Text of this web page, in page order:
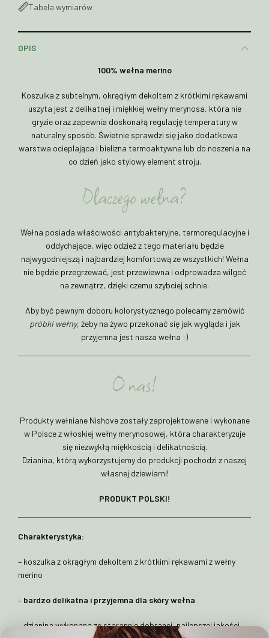
Tabela wymiarów
OPIS
100% wełna merino
Koszulka z subtelnym, okrągłym dekoltem z krótkimi rękawami
uszyta jest z delikatnej i miękkiej wełny merynosa, która nie
gryzie oraz zapewnia doskonałą regulację temperatury w
naturalny sposób. Świetnie sprawdzi się jako dodatkowa
warstwa ocieplająca i bielizna termoaktywna lub do noszenia na
co dzień jako stylowy element stroju.
Dlaczego wełna?
Wełna posiada właściwości antybakteryjne, termoregulacyjne i
oddychające, więc odzież z tego materiału będzie
najwygodniejszą i najbardziej komfortową ze wszystkich! Wełna
nie będzie przegrzewać, jest przewiewna i odprowadza wilgoć
na zewnątrz, dzięki czemu szybciej schnie.
Aby być pewnym doboru kolorystycznego polecamy zamówić
próbki wełny, żeby na żywo przekonać się jak wygląda i jak
przyjemna jest nasza wełna :)
O nas!
Produkty wełniane Nishove zostały zaprojektowane i wykonane
w Polsce z włoskiej wełny merynosowej, która charakteryzuje
się niezwykłą miękkością i delikatnością.
Dzianina, którą wykorzystujemy do produkcji pochodzi z naszej
własnej dziewiarni!
PRODUKT POLSKI!
Charakterystyka:
– koszulka z okrągłym dekoltem z krótkimi rękawami z wełny
merino
– bardzo delikatna i przyjemna dla skóry wełna
– dzianina wykonana ze starannie dobranej, najlepszej jakości